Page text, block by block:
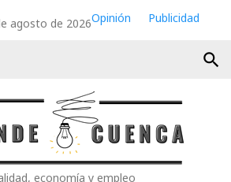
agosto de 2026Opinión
Publicidad
search
economía y empleo